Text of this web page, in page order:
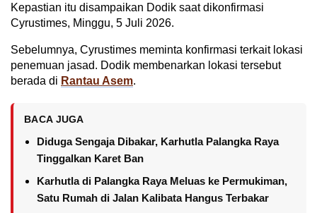
Kepastian itu disampaikan Dodik saat dikonfirmasi
Cyrustimes, Minggu, 5 Juli 2026.
Sebelumnya, Cyrustimes meminta konfirmasi terkait lokasi
penemuan jasad. Dodik membenarkan lokasi tersebut
berada di Rantau Asem.
BACA JUGA
Diduga Sengaja Dibakar, Karhutla Palangka Raya
Tinggalkan Karet Ban
Karhutla di Palangka Raya Meluas ke Permukiman,
Satu Rumah di Jalan Kalibata Hangus Terbakar